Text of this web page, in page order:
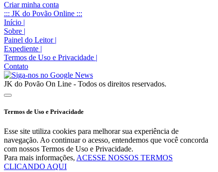
Criar minha conta
::: JK do Povão Online :::
Início |
Sobre |
Painel do Leitor |
Expediente |
Termos de Uso e Privacidade |
Contato
JK do Povão On Line - Todos os direitos reservados.
Termos de Uso e Privacidade
Esse site utiliza cookies para melhorar sua experiência de
navegação. Ao continuar o acesso, entendemos que você concorda
com nossos Termos de Uso e Privacidade.
Para mais informações, ACESSE NOSSOS TERMOS
CLICANDO AQUI